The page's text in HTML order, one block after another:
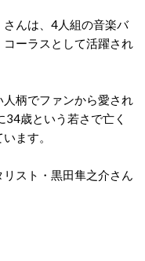
んは、4人組の音楽バ
コーラスとして活躍され
柄でファンから愛され
歳という若さで亡く
ます。
スト・黒田隼之介さん